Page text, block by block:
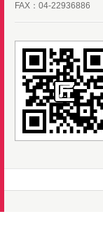
FAX：04-22936886